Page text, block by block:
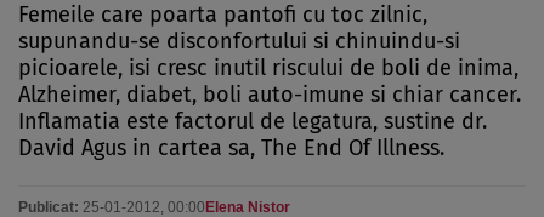
Femeile care poarta pantofi cu toc zilnic,
supunandu-se disconfortului si chinuindu-si
picioarele, isi cresc inutil riscului de boli de inima,
Alzheimer, diabet, boli auto-imune si chiar cancer.
Inflamatia este factorul de legatura, sustine dr.
David Agus in cartea sa, The End Of Illness.
Publicat: 25-01-2012, 00:00 Elena Nistor